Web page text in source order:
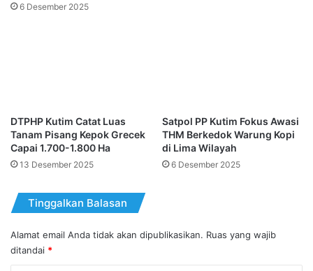
6 Desember 2025
DTPHP Kutim Catat Luas
Tanam Pisang Kepok Grecek
Capai 1.700-1.800 Ha
13 Desember 2025
Satpol PP Kutim Fokus Awasi
THM Berkedok Warung Kopi
di Lima Wilayah
6 Desember 2025
Tinggalkan Balasan
Alamat email Anda tidak akan dipublikasikan. Ruas yang wajib
ditandai *